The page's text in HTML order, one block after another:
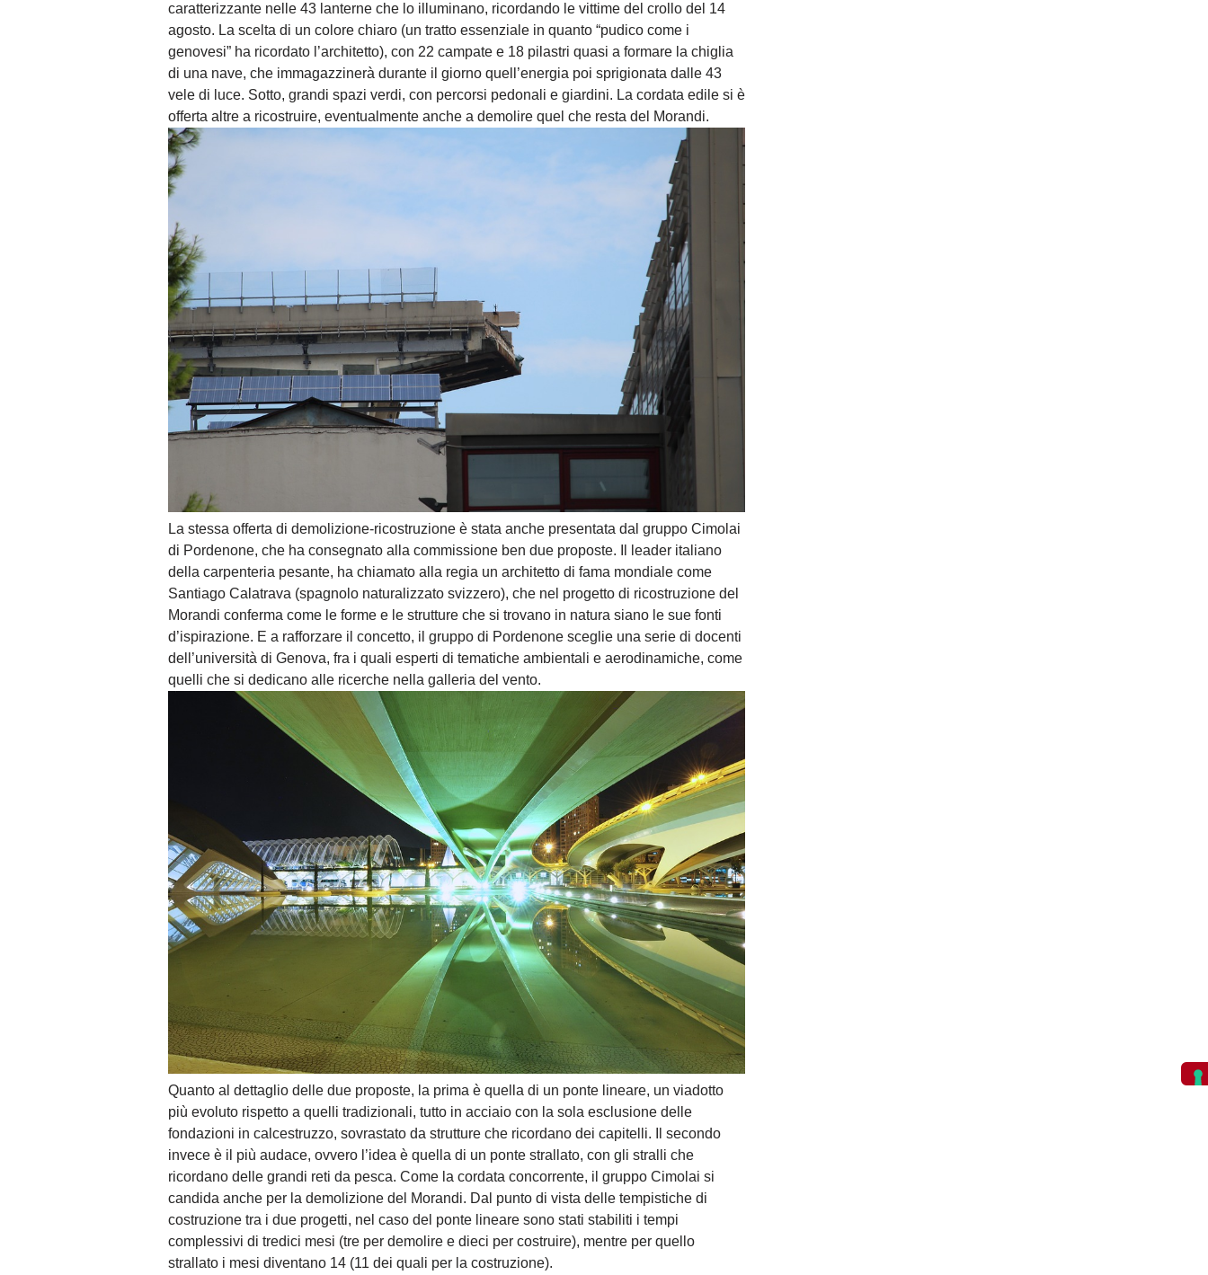
caratterizzante nelle 43 lanterne che lo illuminano, ricordando le vittime del crollo del 14
agosto. La scelta di un colore chiaro (un tratto essenziale in quanto “pudico come i
genovesi” ha ricordato l’architetto), con 22 campate e 18 pilastri quasi a formare la chiglia
di una nave, che immagazzinerà durante il giorno quell’energia poi sprigionata dalle 43
vele di luce. Sotto, grandi spazi verdi, con percorsi pedonali e giardini. La cordata edile si è
offerta altre a ricostruire, eventualmente anche a demolire quel che resta del Morandi.
La stessa offerta di demolizione-ricostruzione è stata anche presentata dal gruppo Cimolai
di Pordenone, che ha consegnato alla commissione ben due proposte. Il leader italiano
della carpenteria pesante, ha chiamato alla regia un architetto di fama mondiale come
Santiago Calatrava (spagnolo naturalizzato svizzero), che nel progetto di ricostruzione del
Morandi conferma come le forme e le strutture che si trovano in natura siano le sue fonti
d’ispirazione. E a rafforzare il concetto, il gruppo di Pordenone sceglie una serie di docenti
dell’università di Genova, fra i quali esperti di tematiche ambientali e aerodinamiche, come
quelli che si dedicano alle ricerche nella galleria del vento.
Quanto al dettaglio delle due proposte, la prima è quella di un ponte lineare, un viadotto
più evoluto rispetto a quelli tradizionali, tutto in acciaio con la sola esclusione delle
fondazioni in calcestruzzo, sovrastato da strutture che ricordano dei capitelli. Il secondo
invece è il più audace, ovvero l’idea è quella di un ponte strallato, con gli stralli che
ricordano delle grandi reti da pesca. Come la cordata concorrente, il gruppo Cimolai si
candida anche per la demolizione del Morandi. Dal punto di vista delle tempistiche di
costruzione tra i due progetti, nel caso del ponte lineare sono stati stabiliti i tempi
complessivi di tredici mesi (tre per demolire e dieci per costruire), mentre per quello
strallato i mesi diventano 14 (11 dei quali per la costruzione).